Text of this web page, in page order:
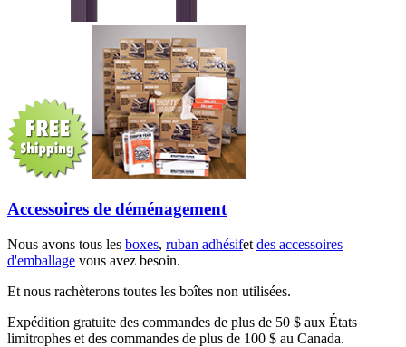
Accessoires de déménagement
Nous avons tous les boxes, ruban adhésifet des accessoires
d'emballage vous avez besoin.
Et nous rachèterons toutes les boîtes non utilisées.
Expédition gratuite des commandes de plus de 50 $ aux États
limitrophes et des commandes de plus de 100 $ au Canada.